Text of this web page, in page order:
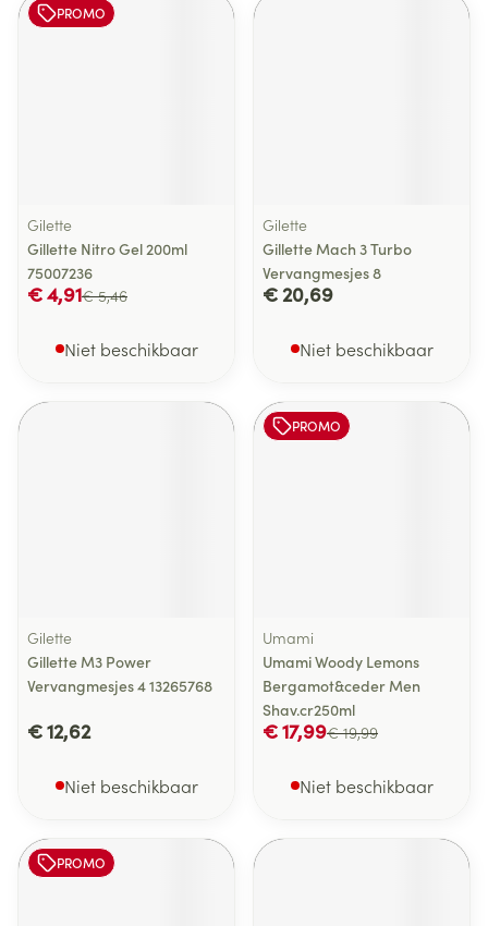
PROMO
Gilette
Gillette Nitro Gel 200ml
75007236
€ 5,46
€ 4,91
Niet beschikbaar
Gilette
Gillette Mach 3 Turbo
Vervangmesjes 8
€ 20,69
Niet beschikbaar
Gilette
Gillette M3 Power
Vervangmesjes 4 13265768
€ 12,62
Niet beschikbaar
PROMO
Umami
Umami Woody Lemons
Bergamot&ceder Men
Shav.cr250ml
€ 19,99
€ 17,99
Niet beschikbaar
PROMO